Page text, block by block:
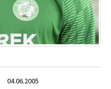
04.06.2005